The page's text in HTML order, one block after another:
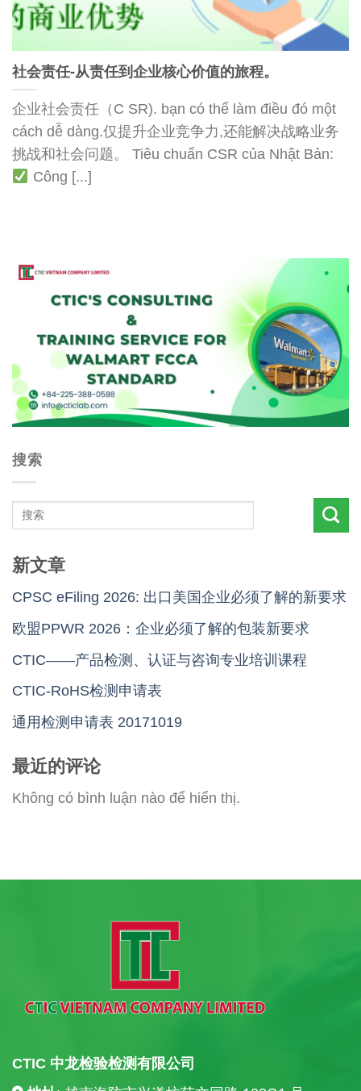
社会责任-从责任到企业核心价值的旅程。
企业社会责任（C SR). bạn có thể làm điều đó một
cách dễ dàng.仅提升企业竞争力,还能解决战略业务
挑战和社会问题。 Tiêu chuẩn CSR của Nhật Bản:
Công [...]
搜索
新文章
CPSC eFiling 2026: 出口美国企业必须了解的新要求
欧盟PPWR 2026：企业必须了解的包装新要求
CTIC——产品检测、认证与咨询专业培训课程
CTIC-RoHS检测申请表
通用检测申请表 20171019
最近的评论
Không có bình luận nào để hiển thị.
CTIC 中龙检验检测有限公司